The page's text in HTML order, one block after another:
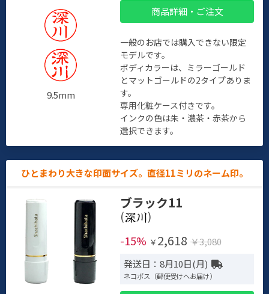
9.5mm
商品詳細・ご注文
一般のお店では購入できない限定
モデルです。
ボディカラーは、ミラーゴールド
とマットゴールドの2タイプありま
す。
専用化粧ケース付きです。
インクの色は朱・濃茶・赤茶から
選択できます。
ひとまわり大きな印面サイズ。直径11ミリのネーム印。
ブラック11
(
)
-15% ￥ 2,618 ￥3,080
発送日：8月10日(月)
ネコポス（郵便受けへお届け）